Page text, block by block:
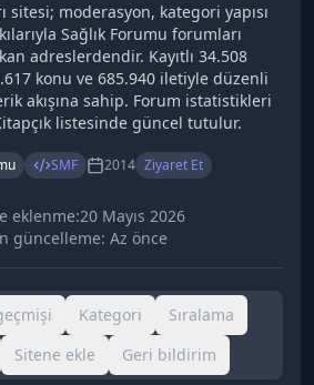
sitesi; moderasyon, kategori yapısı
Sağlık Forumu forumları
adreslerdendir. Kayıtlı 34.508
konu ve 685.940 iletiyle düzenli
akışına sahip. Forum istatistikleri
listesinde güncel tutulur.
SMF 2014 Ziyaret Et
eklenme:20 Mayıs 2026
güncelleme: Az önce
Kategori
Sıralama
Sitene ekle Geri bildirim